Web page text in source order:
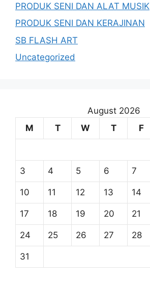
PRODUK SENI DAN ALAT MUSIK
PRODUK SENI DAN KERAJINAN
SB FLASH ART
Uncategorized
August 2026
M
T W T F
3 4 5 6 7
10 11 12 13 14
17 18 19 20 21
24 25 26 27 28
31